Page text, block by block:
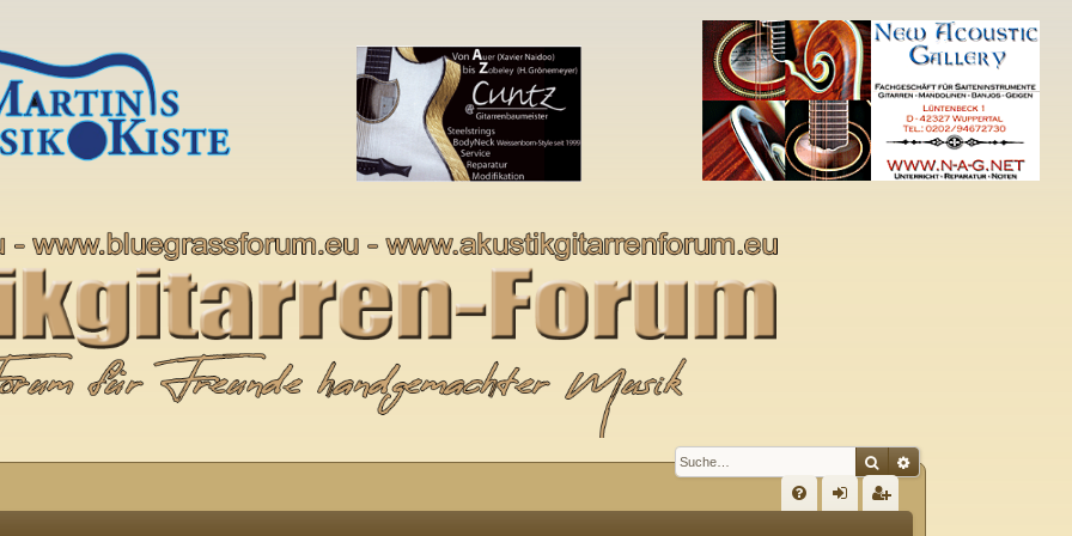
SucheErweiterte Suche
S